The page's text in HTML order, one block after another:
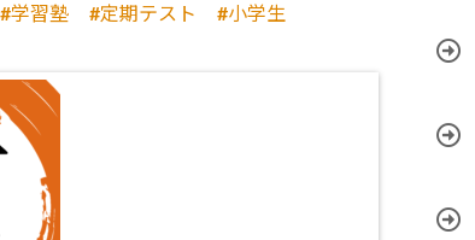
学習塾 定期テスト
小学生